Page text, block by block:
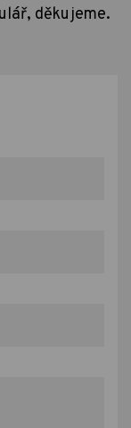
děkujeme.